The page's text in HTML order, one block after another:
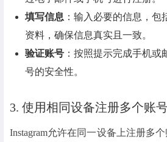
填写信息 ：输入必要的信息，包
资料，确保信息真实且一致。
验证账号 ：按照提示完成手机
号的安全性。
3. 使用相同设备注册多个账
Instagram允许在同一设备上注册多